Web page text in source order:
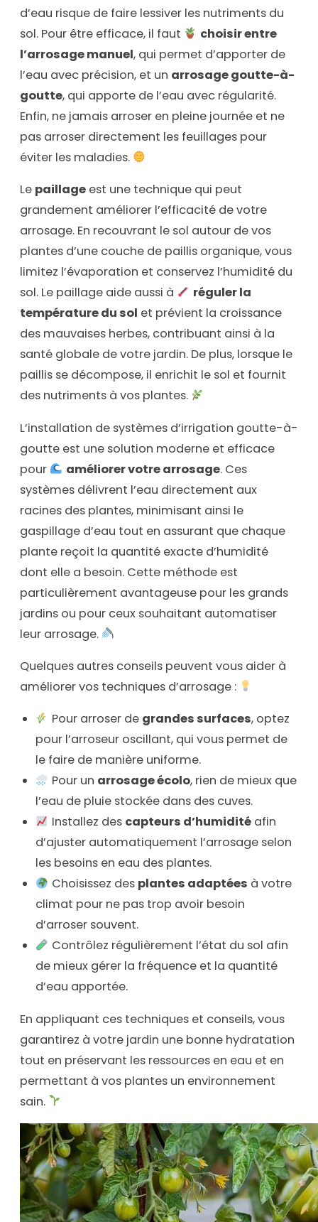
d’eau risque de faire lessiver les nutriments du
sol. Pour être efficace, il faut
choisir entre
l’arrosage manuel, qui permet d’apporter de
l’eau avec précision, et un arrosage goutte-à-
goutte, qui apporte de l’eau avec régularité.
Enfin, ne jamais arroser en pleine journée et ne
pas arroser directement les feuillages pour
éviter les maladies.
Le paillage est une technique qui peut
grandement améliorer l’efficacité de votre
arrosage. En recouvrant le sol autour de vos
plantes d’une couche de paillis organique, vous
limitez l’évaporation et conservez l’humidité du
sol. Le paillage aide aussi à
réguler la
température du sol et prévient la croissance
des mauvaises herbes, contribuant ainsi à la
santé globale de votre jardin. De plus, lorsque le
paillis se décompose, il enrichit le sol et fournit
des nutriments à vos plantes.
L’installation de systèmes d’irrigation goutte-à-
goutte est une solution moderne et efficace
pour
améliorer votre arrosage. Ces
systèmes délivrent l’eau directement aux
racines des plantes, minimisant ainsi le
gaspillage d’eau tout en assurant que chaque
plante reçoit la quantité exacte d’humidité
dont elle a besoin. Cette méthode est
particulièrement avantageuse pour les grands
jardins ou pour ceux souhaitant automatiser
leur arrosage.
Quelques autres conseils peuvent vous aider à
améliorer vos techniques d’arrosage :
Pour arroser de grandes surfaces, optez
pour l’arroseur oscillant, qui vous permet de
le faire de manière uniforme.
Pour un arrosage écolo, rien de mieux que
l’eau de pluie stockée dans des cuves.
Installez des capteurs d’humiditéafin
d’ajuster automatiquement l’arrosage selon
les besoins en eau des plantes.
Choisissez des plantes adaptées à votre
climat pour ne pas trop avoir besoin
d’arroser souvent.
Contrôlez régulièrement l’état du sol afin
de mieux gérer la fréquence et la quantité
d’eau apportée.
En appliquant ces techniques et conseils, vous
garantirez à votre jardin une bonne hydratation
tout en préservant les ressources en eau et en
permettant à vos plantes un environnement
sain.